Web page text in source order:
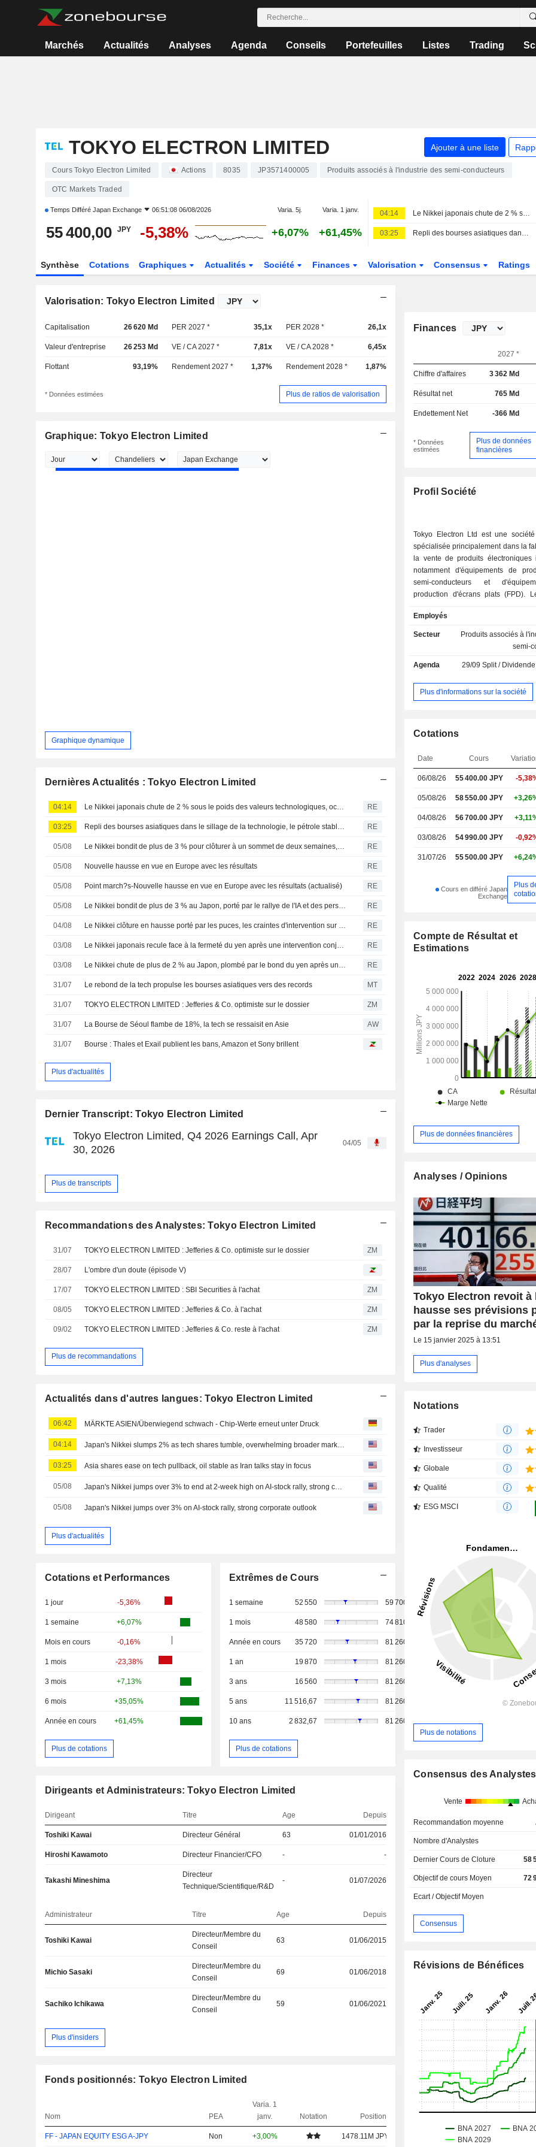
Marchés Actualités Analyses Agenda Conseils Portefeuilles Listes Trading
TOKYO ELECTRON LIMITED Ajouter à une liste
Cours Tokyo Electron Limited Actions 8035 JP3571400005 Produits associés à l'industrie des semi-conducteurs
OTC Markets Traded
Temps Différé Japan Exchange 06:51:08 06/08/2026 Varia. 5j. Varia. 1 janv.
55 400,00 JPY -5,38% +6,07% +61,45%
04:14 Le Nikkei japonais chute de 2 % sous le poids des valeurs technologiques, occultant la progression du reste du marché
03:25 Repli des bourses asiatiques dans le sillage de la technologie, le pétrole stable face aux négociations avec l'Iran
Synthèse Cotations Graphiques Actualités Société Finances Valorisation Consensus Ratings
Valorisation: Tokyo Electron Limited
Capitalisation 26 620 Md PER 2027 * 35,1x PER 2028 * 26,1x
Valeur d'entreprise 26 253 Md VE / CA 2027 * 7,81x VE / CA 2028 * 6,45x
Flottant 93,19% Rendement 2027 * 1,37% Rendement 2028 * 1,87%
* Données estimées Plus de ratios de valorisation
Graphique: Tokyo Electron Limited
Graphique dynamique
Dernières Actualités : Tokyo Electron Limited
04:14 Le Nikkei japonais chute de 2 % sous le poids des valeurs technologiques, occultant la progression du reste du marché RE
03:25 Repli des bourses asiatiques dans le sillage de la technologie, le pétrole stable face aux négociations avec l'Iran RE
05/08 Le Nikkei bondit de plus de 3 % pour clôturer à un sommet de deux semaines, porté par le rallye de l'IA et des perspectives d'entreprises solides RE
05/08 Nouvelle hausse en vue en Europe avec les résultats RE
05/08 Point march?s-Nouvelle hausse en vue en Europe avec les résultats (actualisé) RE
05/08 Le Nikkei bondit de plus de 3 % au Japon, porté par le rallye de l'IA et des perspectives d'entreprises solides RE
04/08 Le Nikkei clôture en hausse porté par les puces, les craintes d'intervention sur le yen pèsent RE
03/08 Le Nikkei japonais recule face à la fermeté du yen après une intervention conjointe RE
03/08 Le Nikkei chute de plus de 2 % au Japon, plombé par le bond du yen après une intervention conjointe RE
31/07 Le rebond de la tech propulse les bourses asiatiques vers des records MT
31/07 TOKYO ELECTRON LIMITED : Jefferies & Co. optimiste sur le dossier ZM
31/07 La Bourse de Séoul flambe de 18%, la tech se ressaisit en Asie AW
31/07 Bourse : Thales et Exail publient les bans, Amazon et Sony brillent
Plus d'actualités
Dernier Transcript: Tokyo Electron Limited
Tokyo Electron Limited, Q4 2026 Earnings Call, Apr
30, 2026
04/05
Plus de transcripts
Recommandations des Analystes: Tokyo Electron Limited
31/07 TOKYO ELECTRON LIMITED : Jefferies & Co. optimiste sur le dossier ZM
28/07 L'ombre d'un doute (épisode V)
17/07 TOKYO ELECTRON LIMITED : SBI Securities à l'achat ZM
08/05 TOKYO ELECTRON LIMITED : Jefferies & Co. à l'achat ZM
09/02 TOKYO ELECTRON LIMITED : Jefferies & Co. reste à l'achat ZM
Plus de recommandations
Actualités dans d'autres langues: Tokyo Electron Limited
06:42 MÄRKTE ASIEN/Überwiegend schwach - Chip-Werte erneut unter Druck
04:14 Japan's Nikkei slumps 2% as tech shares tumble, overwhelming broader market gains
03:25 Asia shares ease on tech pullback, oil stable as Iran talks stay in focus
05/08 Japan's Nikkei jumps over 3% to end at 2-week high on AI-stock rally, strong corporate outlook
05/08 Japan's Nikkei jumps over 3% on AI-stock rally, strong corporate outlook
Plus d'actualités
Cotations et Performances
1 jour -5,36%
1 semaine +6,07%
Mois en cours -0,16%
1 mois -23,38%
3 mois +7,13%
6 mois +35,05%
Année en cours +61,45%
Plus de cotations
Extrêmes de Cours
1 semaine 52 550 59 700
1 mois 48 580 74 810
Année en cours 35 720 81 260
1 an 19 870 81 260
3 ans 16 560 81 260
5 ans 11 516,67 81 260
10 ans 2 832,67 81 260
Plus de cotations
Dirigeants et Administrateurs: Tokyo Electron Limited
Dirigeant Titre Age Depuis
Toshiki Kawai Directeur Général 63 01/01/2016
Hiroshi Kawamoto Directeur Financier/CFO - -
Takashi Mineshima
Directeur
Technique/Scientifique/R&D
- 01/07/2026
Administrateur Titre Age Depuis
Toshiki Kawai
Directeur/Membre du
Conseil
63 01/06/2015
Michio Sasaki
Directeur/Membre du
Conseil
69 01/06/2018
Sachiko Ichikawa
Directeur/Membre du
Conseil
59 01/06/2021
Plus d'insiders
Fonds positionnés: Tokyo Electron Limited
Nom PEA
Varia. 1
janv.
Notation Position
FF - JAPAN EQUITY ESG A-JPY Non +3,00% 1478.11M JPY
Finances
2027 *
Chiffre d'affaires 3 362 Md
Résultat net 765 Md
Endettement Net -366 Md
* Données
estimées
Plus de données
financières
Profil Société
Tokyo Electron Ltd est une
spécialisée principalement dans la
la vente de produits électroniques
notamment d'équipements de
semi-conducteurs et
production d'écrans plats (FPD).
conducteurs propose des
traitement thermique par lots
les plaquettes, des équipements de
des équipements de dépôt pour
enduiseurs/développeurs
plaquettes, des systèmes de gravure
société fournit également des
d'assurance.
Employés
Secteur
Produits associés à
semi-
Agenda 29/09Split /
Plus d'informations sur la société
Cotations
Date Cours
06/08/26 55 400.00JPY -
05/08/26 58 550.00 JPY
04/08/26 56 700.00 JPY
03/08/26 54 990.00 JPY -
31/07/26 55 500.00 JPY
Cours en différé Japan
Exchange
Plus
Compte de Résultat et
Estimations
Plus de données financières
Analyses / Opinions
Tokyo Electron revoit à
hausse ses prévisions
par la reprise du
Le 15 janvier 2025 à 13:51
Plus d'analyses
Notations
Trader
Investisseur
Globale
Qualité
ESG MSCI
Plus de notations
Consensus des Analystes
Vente
Recommandation moyenne
Nombre d'Analystes
Dernier Cours de Cloture 58
Objectif de cours Moyen 72
Ecart / Objectif Moyen
Consensus
Révisions de Bénéfices